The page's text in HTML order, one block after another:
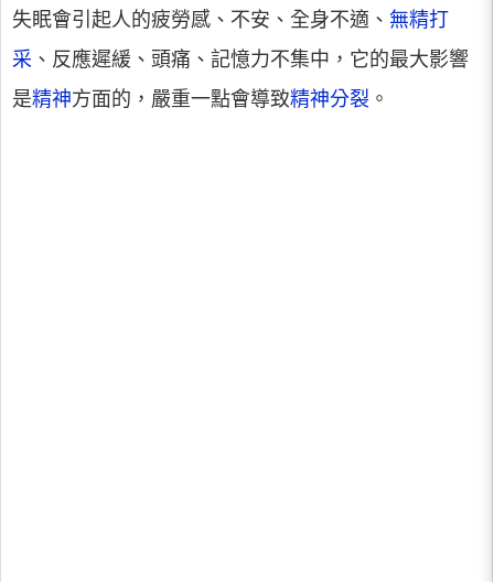
失眠會引起人的疲勞感、不安、全身不適、 無精打
采 、反應遲緩、頭痛、記憶力不集中，它的最大影響
是精神方面的，嚴重一點會導致精神分裂 。